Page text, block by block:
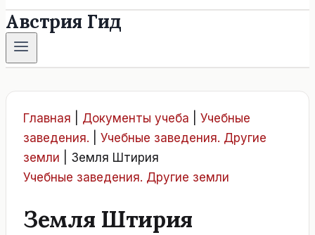
Австрия Гид
Главная Документы учеба
Учебные
заведения.
Учебные заведения. Другие
земли
Земля Штирия
Учебные заведения. Другие земли
Земля Штирия